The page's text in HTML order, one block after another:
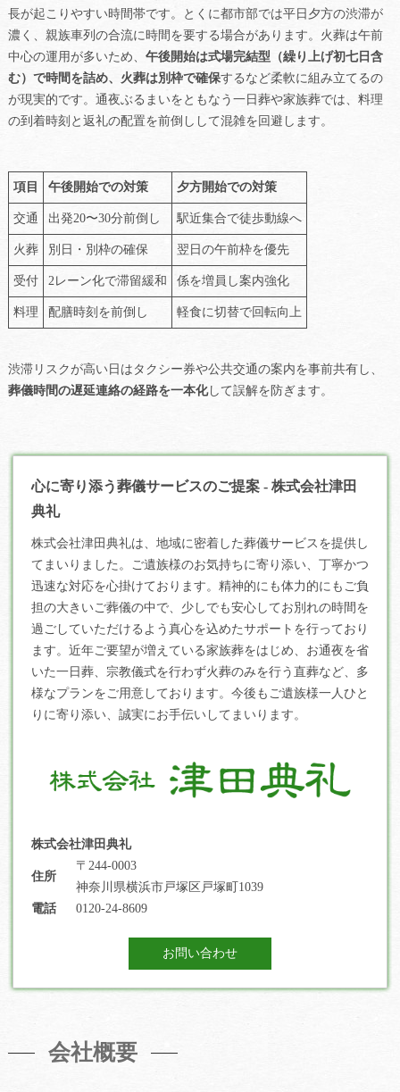
長が起こりやすい時間帯です。とくに都市部では平日夕方の渋滞が
濃く、親族車列の合流に時間を要する場合があります。火葬は午前
中心の運用が多いため、 午後開始は式場完結型（繰り上げ初七日含
む）で時間を詰め、火葬は別枠で確保するなど柔軟に組み立てるの
が現実的です。通夜ぶるまいをともなう一日葬や家族葬では、料理
の到着時刻と返礼の配置を前倒しして混雑を回避します。
項目 午後開始での対策 夕方開始での対策
交通 出発20〜30分前倒し 駅近集合で徒歩動線へ
火葬 別日・別枠の確保 翌日の午前枠を優先
受付 2レーン化で滞留緩和 係を増員し案内強化
料理 配膳時刻を前倒し 軽食に切替で回転向上
渋滞リスクが高い日はタクシー券や公共交通の案内を事前共有し、
葬儀時間の遅延連絡の経路を一本化して誤解を防ぎます。
心に寄り添う葬儀サービスのご提案 - 株式会社津田
典礼
株式会社津田典礼は、地域に密着した葬儀サービスを提供し
てまいりました。ご遺族様のお気持ちに寄り添い、丁寧かつ
迅速な対応を心掛けております。精神的にも体力的にもご負
担の大きいご葬儀の中で、少しでも安心してお別れの時間を
過ごしていただけるよう真心を込めたサポートを行っており
ます。近年ご要望が増えている家族葬をはじめ、お通夜を省
いた一日葬、宗教儀式を行わず火葬のみを行う直葬など、多
様なプランをご用意しております。今後もご遺族様一人ひと
りに寄り添い、誠実にお手伝いしてまいります。
株式会社津田典礼
住所
〒244-0003
神奈川県横浜市戸塚区戸塚町1039
電話
0120-24-8609
お問い合わせ
会社概要